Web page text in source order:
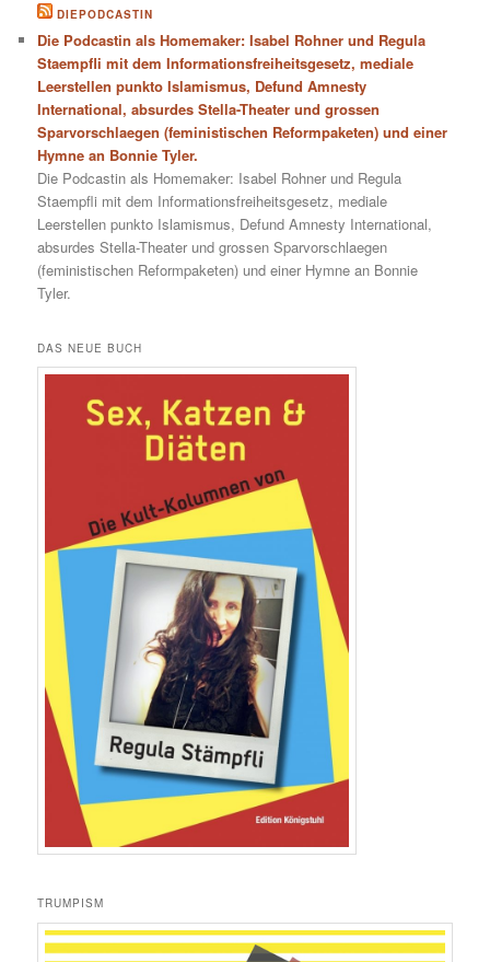
DIEPODCASTIN
Die Podcastin als Homemaker: Isabel Rohner und Regula
Staempfli mit dem Informationsfreiheitsgesetz, mediale
Leerstellen punkto Islamismus, Defund Amnesty
International, absurdes Stella-Theater und grossen
Sparvorschlaegen (feministischen Reformpaketen) und einer
Hymne an Bonnie Tyler.
Die Podcastin als Homemaker: Isabel Rohner und Regula
Staempfli mit dem Informationsfreiheitsgesetz, mediale
Leerstellen punkto Islamismus, Defund Amnesty International,
absurdes Stella-Theater und grossen Sparvorschlaegen
(feministischen Reformpaketen) und einer Hymne an Bonnie
Tyler.
DAS NEUE BUCH
TRUMPISM